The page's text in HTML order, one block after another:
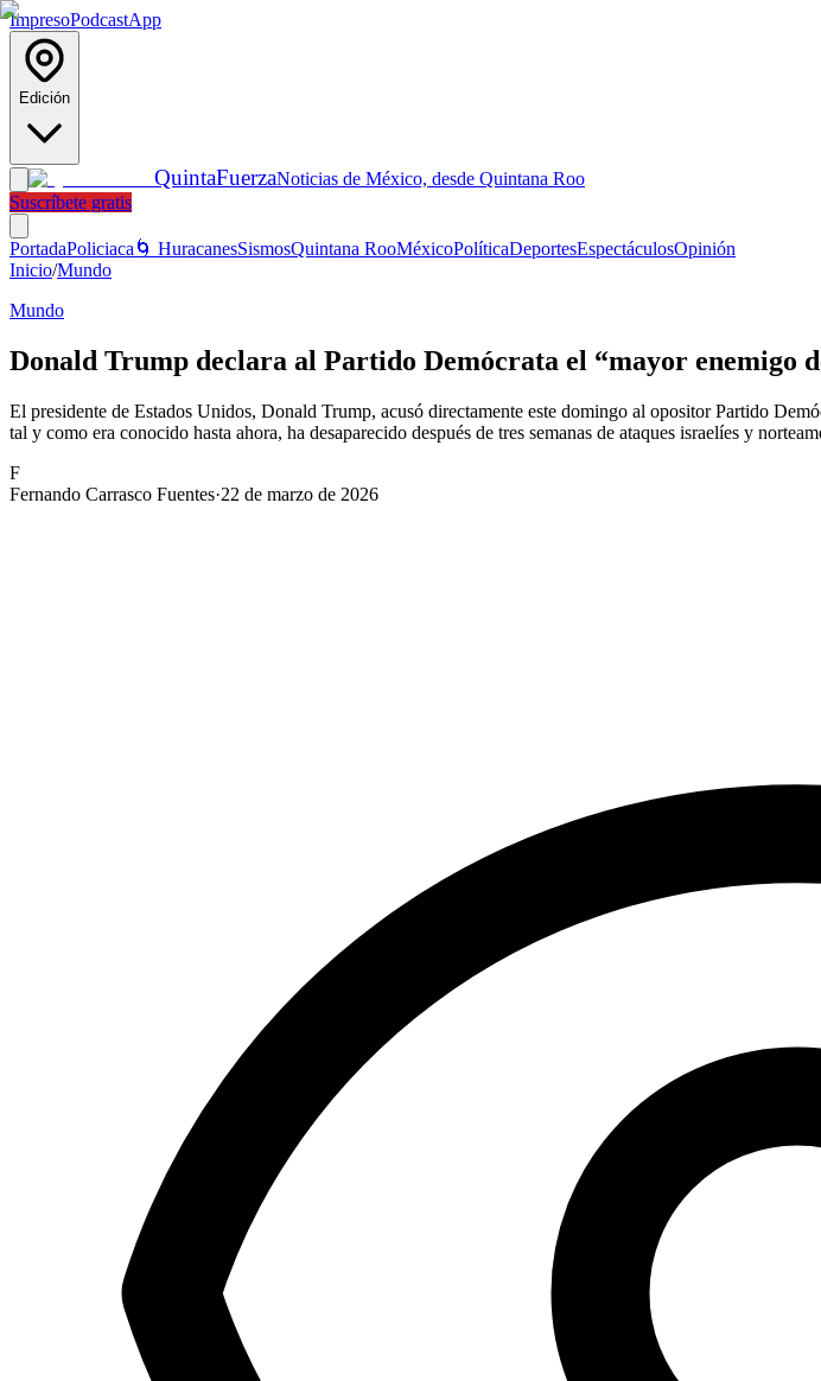
ImpresoPodcastApp
Edición
QuintaFuerzaNoticias de México, desde Quintana Roo
Suscríbete gratis
PortadaPoliciaca 🌀 HuracanesSismosQuintana RooMéxicoPolíticaDeportesEspectáculosOpinión
Inicio/Mundo
Mundo
Donald Trump declara al Partido Demócrata el “mayor enemigo
El presidente de Estados Unidos, Donald Trump, acusó directamente este domingo al opositor Partido
tal y como era conocido hasta ahora, ha desaparecido después de tres semanas de ataques israelíes y
F
Fernando Carrasco Fuentes·22 de marzo de 2026